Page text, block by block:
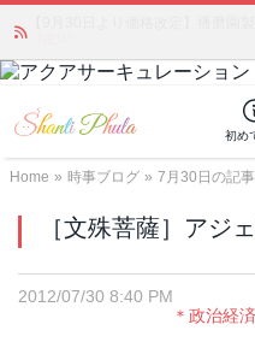
初め
Home » 時事ブログ » 7月30日の記事
［文殊菩薩］アジ
2012/07/30 8:40 PM
＊政治経済